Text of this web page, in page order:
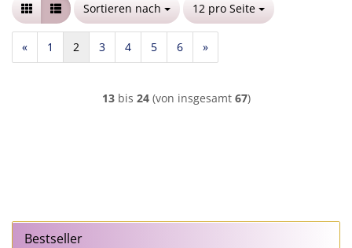
Sortieren nach
Sortieren nach 12 pro Seite
pro Seite
« 1 2 3 4 5 6 »
13bis 24(von insgesamt 67)
Bestseller